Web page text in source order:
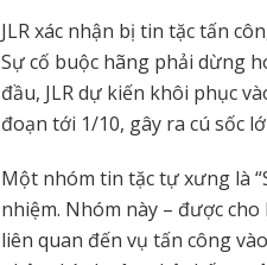
JLR xác nhận bị tin tặc tấn
Sự cố buộc hãng phải dừng
đầu, JLR dự kiến khôi phục
đoạn tới 1/10, gây ra cú sốc
Một nhóm tin tặc tự xưng là
nhiệm. Nhóm này – được
liên quan đến vụ tấn công